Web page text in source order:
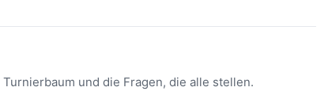
und die Fragen, die alle stellen.